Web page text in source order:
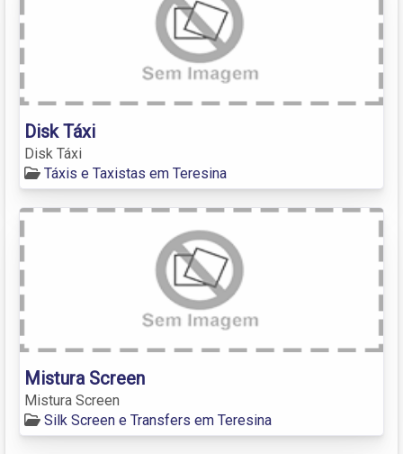
Disk Táxi
Disk Táxi
Táxis e Taxistas em Teresina
Mistura Screen
Mistura Screen
Silk Screen e Transfers em Teresina